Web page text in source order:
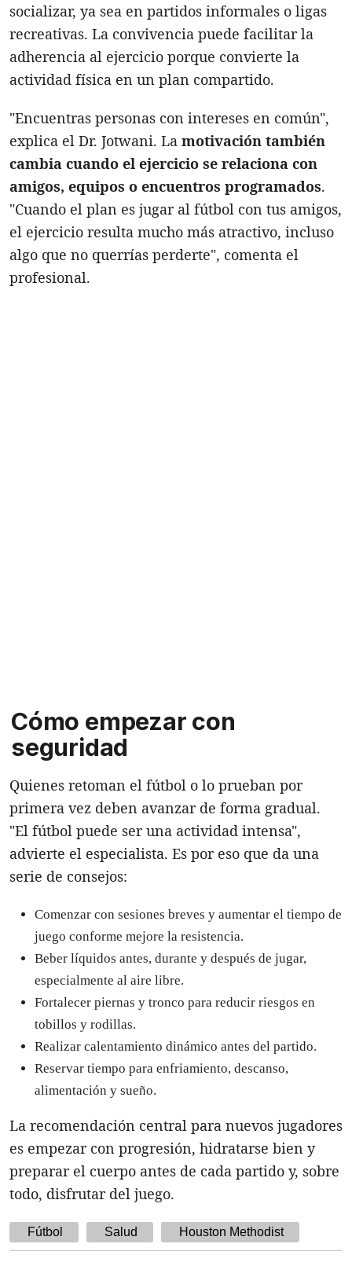
socializar, ya sea en partidos informales o ligas
recreativas. La convivencia puede facilitar la
adherencia al ejercicio porque convierte la
actividad física en un plan compartido.
"Encuentras personas con intereses en común",
explica el Dr. Jotwani. La motivación también
cambia cuando el ejercicio se relaciona con
amigos, equipos o encuentros programados.
"Cuando el plan es jugar al fútbol con tus amigos,
el ejercicio resulta mucho más atractivo, incluso
algo que no querrías perderte", comenta el
profesional.
Cómo empezar con
seguridad
Quienes retoman el fútbol o lo prueban por
primera vez deben avanzar de forma gradual.
"El fútbol puede ser una actividad intensa",
advierte el especialista. Es por eso que da una
serie de consejos:
Comenzar con sesiones breves y aumentar el tiempo de
juego conforme mejore la resistencia.
Beber líquidos antes, durante y después de jugar,
especialmente al aire libre.
Fortalecer piernas y tronco para reducir riesgos en
tobillos y rodillas.
Realizar calentamiento dinámico antes del partido.
Reservar tiempo para enfriamiento, descanso,
alimentación y sueño.
La recomendación central para nuevos jugadores
es empezar con progresión, hidratarse bien y
preparar el cuerpo antes de cada partido y, sobre
todo, disfrutar del juego.
Fútbol Salud Houston Methodist